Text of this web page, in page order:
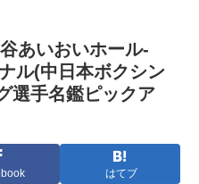
あいおいホール-
ル(中日本ボクシン
選手名鑑ピックア
はてブ